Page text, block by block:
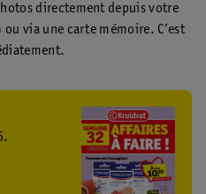
directement depuis votre
via une carte mémoire. C’est